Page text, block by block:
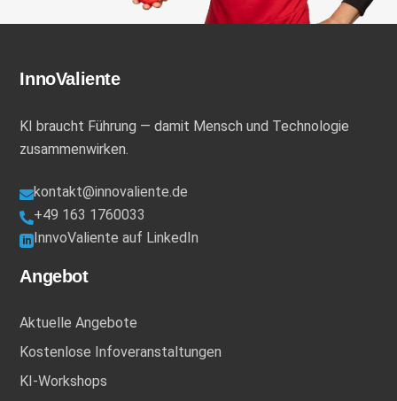
InnoValiente
KI braucht Führung — damit Mensch und Technologie
zusammenwirken.
kontakt@innovaliente.de
+49 163 1760033
 InnvoValiente auf LinkedIn
Angebot
Aktuelle Angebote
Kostenlose Infoveranstaltungen
KI-Workshops